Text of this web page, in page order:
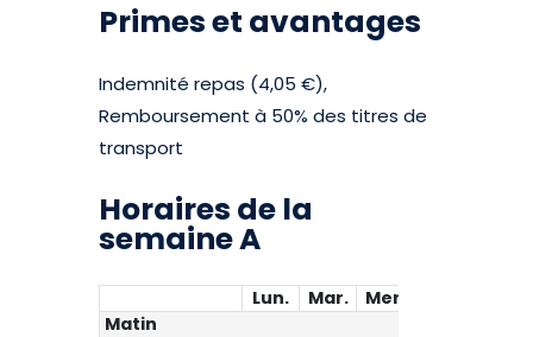
Primes et avantages
Indemnité repas (4,05 €),
Remboursement à 50% des titres de
transport
Horaires de la
semaine A
Lun. Mar. Mer.
Matin